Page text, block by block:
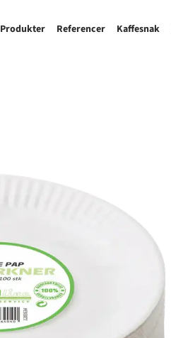
Produkter Referencer Kaffesnak